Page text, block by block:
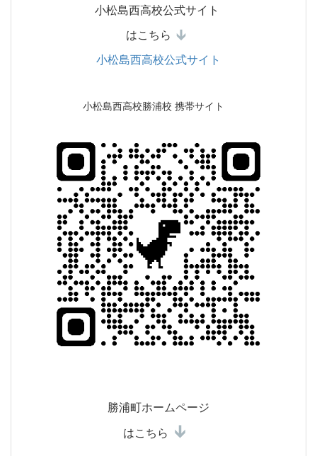
小松島西高校公式サイト
はこちら
小松島西高校公式サイト
小松島西高校勝浦校 携帯サイト
勝浦町ホームページ
はこちら